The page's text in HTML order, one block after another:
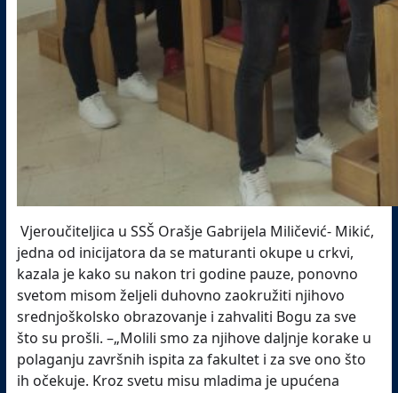
Vjeroučiteljica u SSŠ Orašje Gabrijela Miličević- Mikić,
jedna od inicijatora da se maturanti okupe u crkvi,
kazala je kako su nakon tri godine pauze, ponovno
svetom misom željeli duhovno zaokružiti njihovo
srednjoškolsko obrazovanje i zahvaliti Bogu za sve
što su prošli. –„Molili smo za njihove daljnje korake u
polaganju završnih ispita za fakultet i za sve ono što
ih očekuje. Kroz svetu misu mladima je upućena